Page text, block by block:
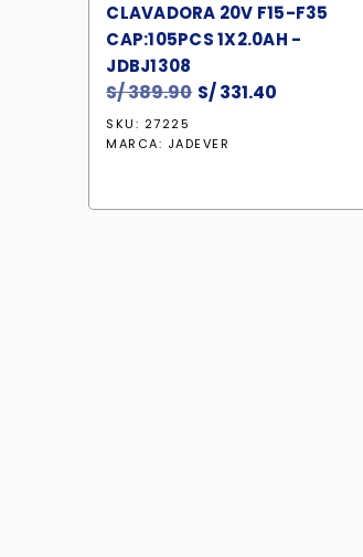
CLAVADORA 20V F15-F35
CAP:105PCS 1X2.0AH -
JDBJ1308
S/389.90 El
original
S/331.40
SKU: 27225
MARCA: JADEVER